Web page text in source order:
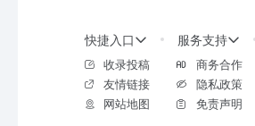
快捷入口
收录投稿
友情链接
网站地图
服务支持
商务合作
隐私政策
免责声明